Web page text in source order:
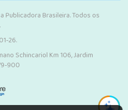
Publicadora Brasileira. Todos os
26.
Schincariol Km 106, Jardim
900